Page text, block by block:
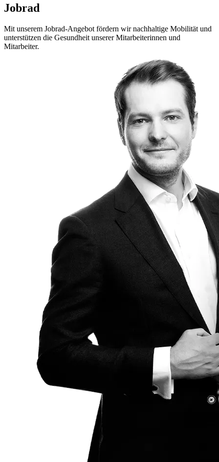
Jobrad
Mit unserem Jobrad-Angebot fördern wir nachhaltige Mobilität und
unterstützen die Gesundheit unserer Mitarbeiterinnen und
Mitarbeiter.